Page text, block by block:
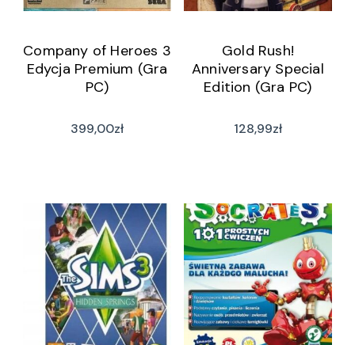
Company of Heroes 3
Edycja Premium (Gra
PC)
399,00zł
Gold Rush!
Anniversary Special
Edition (Gra PC)
128,99zł